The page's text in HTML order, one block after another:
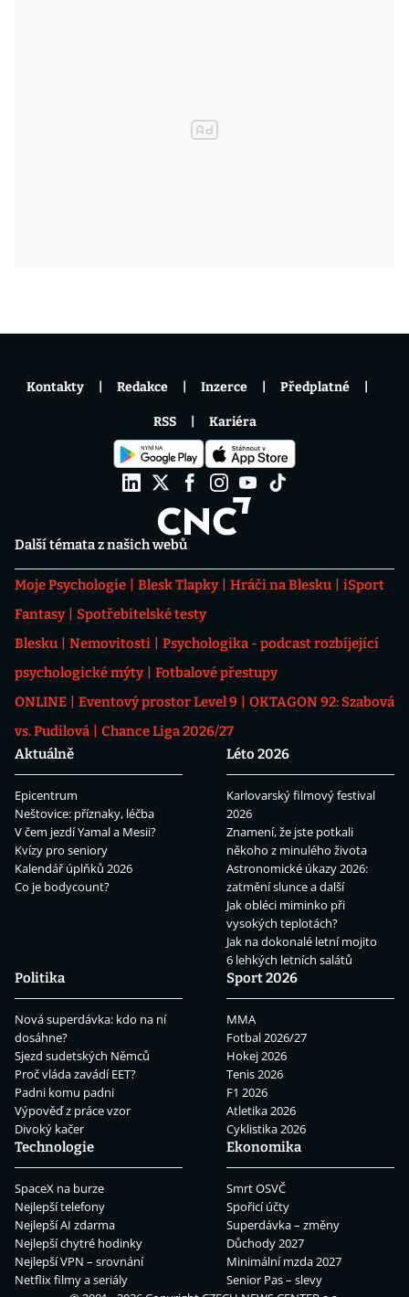
Další témata z našich webů
Moje Psychologie Blesk Tlapky Hráči na Blesku
iSport
Fantasy
Spotřebitelské testy
Blesku
Nemovitosti
Psychologika - podcast rozbíjející
psychologické mýty
Fotbalové přestupy
ONLINE
Eventový prostor Level 9
OKTAGON 92: Szabová
vs. Pudilová
Chance Liga 2026/27
Aktuálně
Epicentrum
Neštovice: příznaky, léčba
V čem jezdí Yamal a Mesii?
Kvízy pro seniory
Kalendář úplňků 2026
Co je bodycount?
Léto 2026
Karlovarský filmový festival
2026
Znamení, že jste potkali
někoho z minulého života
Astronomické úkazy 2026:
zatmění slunce a další
Jak obléci miminko při
vysokých teplotách?
Jak na dokonalé letní mojito
6 lehkých letních salátů
Politika
Nová superdávka: kdo na ní
dosáhne?
Sjezd sudetských Němců
Proč vláda zavádí EET?
Padni komu padni
Výpověď z práce vzor
Divoký kačer
Sport 2026
MMA
Fotbal 2026/27
Hokej 2026
Tenis 2026
F1 2026
Atletika 2026
Cyklistika 2026
Technologie
SpaceX na burze
Nejlepší telefony
Nejlepší AI zdarma
Nejlepší chytré hodinky
Nejlepší VPN – srovnání
Netflix filmy a seriály
Ekonomika
Smrt OSVČ
Spořicí účty
Superdávka – změny
Důchody 2027
Minimální mzda 2027
Senior Pas – slevy
Kontakty Redakce Inzerce Předplatné
RSS Kariéra